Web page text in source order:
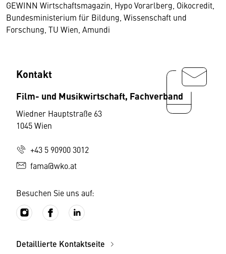
GEWINN Wirtschaftsmagazin, Hypo Vorarlberg, Oikocredit,
Bundesministerium für Bildung, Wissenschaft und
Forschung, TU Wien, Amundi
Kontakt
Film- und Musikwirtschaft, Fachverband
Wiedner Hauptstraße 63
1045 Wien
+43 5 90900 3012
fama@wko.at
Besuchen Sie uns auf:
Detaillierte Kontaktseite